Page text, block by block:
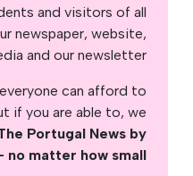
and visitors of all
newspaper, website,
and our newsletter.
can afford to
if you are able to, we
Portugal News by
no matter how small